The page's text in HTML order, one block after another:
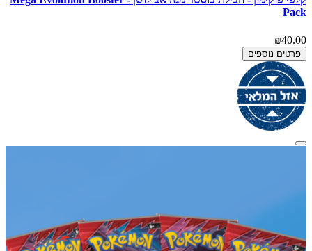
Pack
₪40.00
פרטים נוספים